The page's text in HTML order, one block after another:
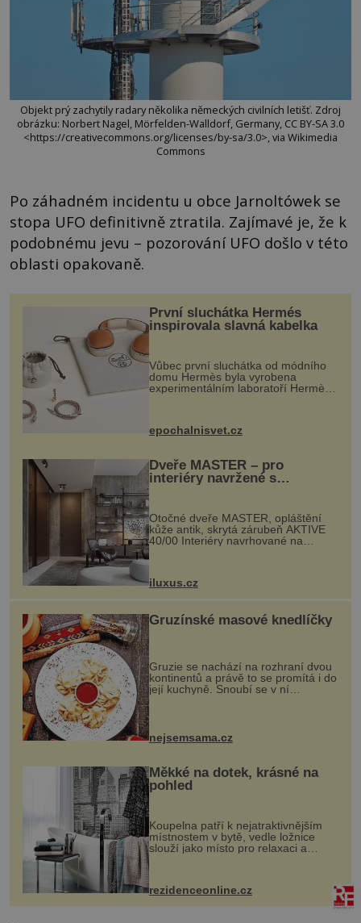
Objekt prý zachytily radary několika německých civilních letišť. Zdroj
obrázku: Norbert Nagel, Mörfelden-Walldorf, Germany, CC BY-SA 3.0
<https://creativecommons.org/licenses/by-sa/3.0>, via Wikimedia
Commons
Po záhadném incidentu u obce Jarnoltówek se
stopa UFO definitivně ztratila. Zajímavé je, že k
podobnému jevu – pozorování UFO došlo v této
oblasti opakovaně.
První sluchátka Hermés
inspirovala slavná kabelka
Vůbec první sluchátka od módního
domu Hermès byla vyrobena
experimentálním laboratoří Hermès
kovový...
epochalnisvet.cz
Dveře MASTER – pro
interiéry navržené s
rozumem i vášní!
Otočné dveře MASTER, opláštění
kůže antik, skrytá zárubeň AKTIVE
40/00 Interiéry navrhované na
zakázku často vyžadují atypické
rozměry nejen nábytku, ale i
dnes umož...
iluxus.cz
Gruzínské masové knedlíčky
Gruzie se nachází na rozhraní dvou
kontinentů a právě to se promítá i do
její kuchyně. Snoubí se v ní
evropské a asijské chutě a díky tomu
pokrmy, které rozhodně st...
nejsemsama.cz
Měkké na dotek, krásné na
pohled
Koupelna patří k nejatraktivnějším
místnostem v bytě, vedle ložnice
slouží jako místo pro relaxaci a
odpočinek. Koupelnový textil –
ručníky, osušky a koberečky –
mohou jako mávnutím kouzelného
proutku...
rezidenceonline.cz